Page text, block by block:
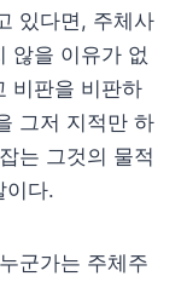
있다면, 주체사
않을 이유가 없
비판을 비판하
그저 지적만 하
는 그것의 물적
이다.
군가는 주체주